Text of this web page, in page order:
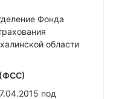
Фонда
области
(ФСС)
под